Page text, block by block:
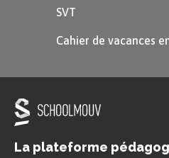
SVT
Cahier de vacances
La plateforme